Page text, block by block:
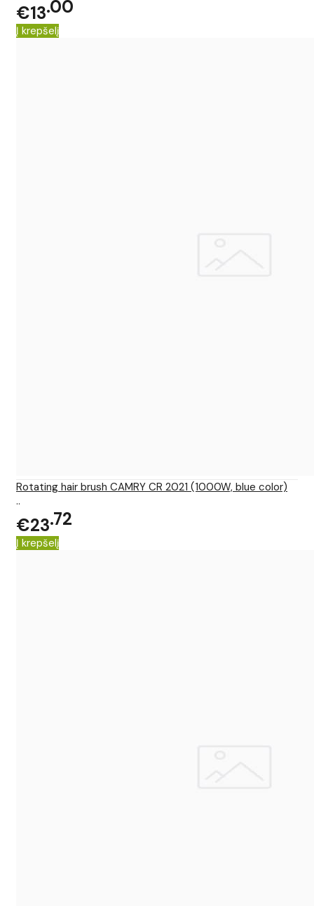
€13 00
Į krepšelį
Rotating hair brush CAMRY CR 2021 (1000W, blue color)
..
€23 72
Į krepšelį